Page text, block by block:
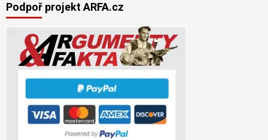
Podpoř projekt ARFA.cz